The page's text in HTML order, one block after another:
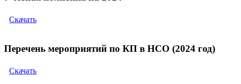
Скачать
Перечень мероприятий по КП в НСО (2024 год)
Скачать